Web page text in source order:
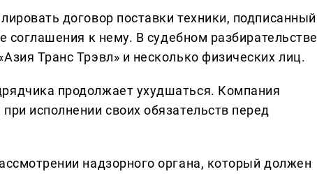
договор поставки техники, подписанный
соглашения к нему. В судебном разбирательстве
Транс Трэвл» и несколько физических лиц.
продолжает ухудшаться. Компания
исполнении своих обязательств перед
надзорного органа, который должен